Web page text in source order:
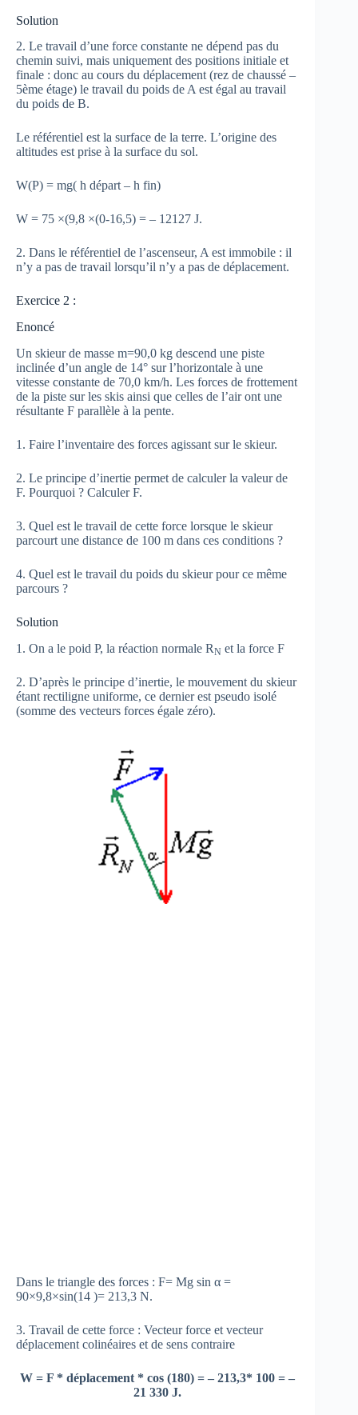
Solution
2. Le travail d’une force constante ne dépend pas du
chemin suivi, mais uniquement des positions initiale et
finale : donc au cours du déplacement (rez de chaussé –
5ème étage) le travail du poids de A est égal au travail
du poids de B.
Le référentiel est la surface de la terre. L’origine des
altitudes est prise à la surface du sol.
W(P) = mg( h départ – h fin)
W = 75 ×(9,8 ×(0-16,5) = – 12127 J.
2. Dans le référentiel de l’ascenseur, A est immobile : il
n’y a pas de travail lorsqu’il n’y a pas de déplacement.
Exercice 2 :
Enoncé
Un skieur de masse m=90,0 kg descend une piste
inclinée d’un angle de 14° sur l’horizontale à une
vitesse constante de 70,0 km/h. Les forces de frottement
de la piste sur les skis ainsi que celles de l’air ont une
résultante F parallèle à la pente.
1. Faire l’inventaire des forces agissant sur le skieur.
2. Le principe d’inertie permet de calculer la valeur de
F. Pourquoi ? Calculer F.
3. Quel est le travail de cette force lorsque le skieur
parcourt une distance de 100 m dans ces conditions ?
4. Quel est le travail du poids du skieur pour ce même
parcours ?
Solution
1. On a le poid P, la réaction normale RN et la force F
2. D’après le principe d’inertie, le mouvement du skieur
étant rectiligne uniforme, ce dernier est pseudo isolé
(somme des vecteurs forces égale zéro).
Dans le triangle des forces : F= Mg sin α =
90×9,8×sin(14 )= 213,3 N.
3. Travail de cette force : Vecteur force et vecteur
déplacement colinéaires et de sens contraire
W = F * déplacement * cos (180) = – 213,3* 100 = –
21 330 J.